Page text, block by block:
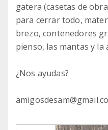
gatera (casetas de
para cerrar todo,
brezo, contenedores
pienso, las mantas y la
¿Nos ayudas?